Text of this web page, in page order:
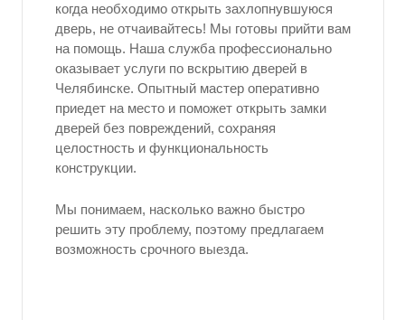
когда необходимо открыть захлопнувшуюся
дверь, не отчаивайтесь! Мы готовы прийти вам
на помощь. Наша служба профессионально
оказывает услуги по вскрытию дверей в
Челябинске. Опытный мастер оперативно
приедет на место и поможет открыть замки
дверей без повреждений, сохраняя
целостность и функциональность
конструкции.
Мы понимаем, насколько важно быстро
решить эту проблему, поэтому предлагаем
возможность срочного выезда.